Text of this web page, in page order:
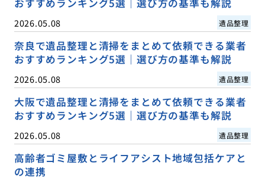
2026.05.08 遺品整理
奈良で遺品整理と清掃をまとめて依頼できる業者
おすすめランキング5選｜選び方の基準も解説
2026.05.08 遺品整理
大阪で遺品整理と清掃をまとめて依頼できる業者
おすすめランキング5選｜選び方の基準も解説
2026.05.08 遺品整理
高齢者ゴミ屋敷とライフアシスト地域包括ケアと
の連携